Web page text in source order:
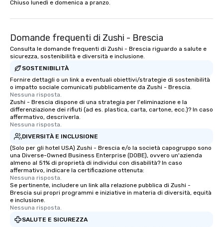
Chiuso lunedì e domenica a pranzo.
Domande frequenti di Zushi - Brescia
Consulta le domande frequenti di Zushi - Brescia riguardo a salute e
sicurezza, sostenibilità e diversità e inclusione.
SOSTENIBILITÀ
Fornire dettagli o un link a eventuali obiettivi/strategie di sostenibilità
o impatto sociale comunicati pubblicamente da Zushi - Brescia.
Nessuna risposta.
Zushi - Brescia dispone di una strategia per l'eliminazione e la
differenziazione dei rifiuti (ad es. plastica, carta, cartone, ecc.)? In caso
affermativo, descriverla.
Nessuna risposta.
DIVERSITÀ E INCLUSIONE
(Solo per gli hotel USA) Zushi - Brescia e/o la società capogruppo sono
una Diverse-Owned Business Enterprise (DOBE), ovvero un'azienda
almeno al 51% di proprietà di individui con disabilità? In caso
affermativo, indicare la certificazione ottenuta:
Nessuna risposta.
Se pertinente, includere un link alla relazione pubblica di Zushi -
Brescia sui propri programmi e iniziative in materia di diversità, equità
e inclusione.
Nessuna risposta.
SALUTE E SICUREZZA